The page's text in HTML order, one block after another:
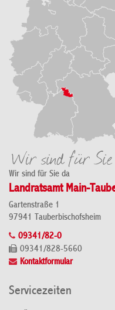
Wir sind für Sie da
Landratsamt Main-
Gartenstraße 1
97941 Tauberbischofsheim
09341/82-0
09341/828-5660
Kontaktformular
Servicezeiten